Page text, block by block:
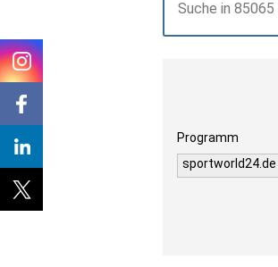
Programm
sportworld24.de